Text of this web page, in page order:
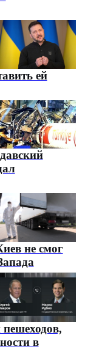
ей
не смог
пешеходов,
в